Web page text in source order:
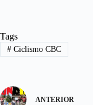
ok do
n
Tags
#Ciclismo CBC
ANTERIOR